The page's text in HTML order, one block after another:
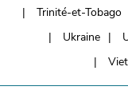
Trinité-et-Tobago
Ukraine